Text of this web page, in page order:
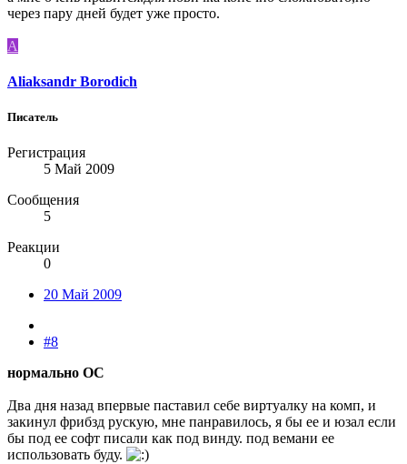
через пару дней будет уже просто.
A
Aliaksandr Borodich
Писатель
Регистрация
5 Май 2009
Сообщения
5
Реакции
0
20 Май 2009
#8
нормально ОС
Два дня назад впервые паставил себе виртуалку на комп, и
закинул фрибзд рускую, мне панравилось, я бы ее и юзал если
бы под ее софт писали как под винду. под вемани ее
использовать буду.